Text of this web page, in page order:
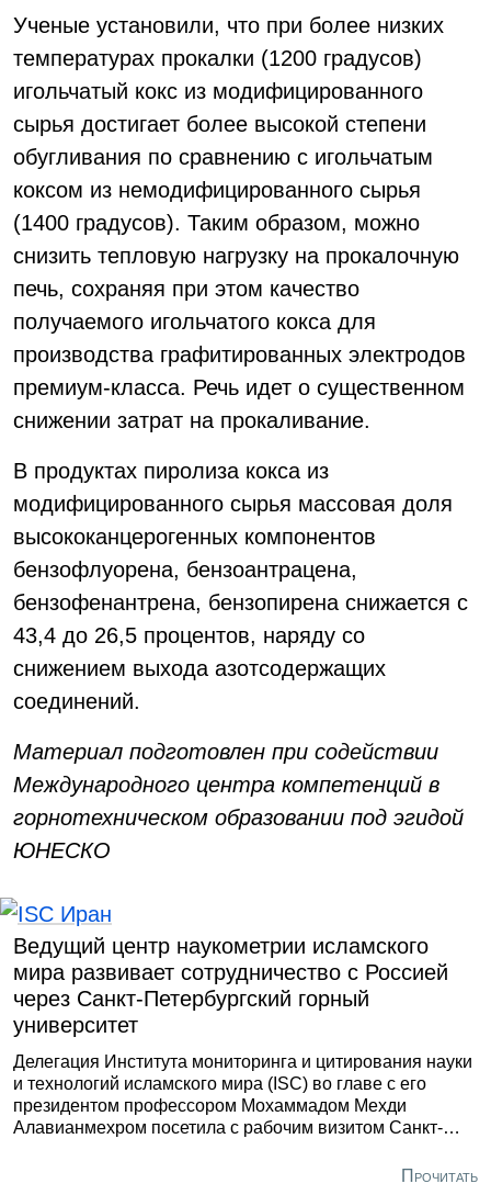
Ученые установили, что при более низких
температурах прокалки (1200 градусов)
игольчатый кокс из модифицированного
сырья достигает более высокой степени
обугливания по сравнению с игольчатым
коксом из немодифицированного сырья
(1400 градусов). Таким образом, можно
снизить тепловую нагрузку на прокалочную
печь, сохраняя при этом качество
получаемого игольчатого кокса для
производства графитированных электродов
премиум-класса. Речь идет о существенном
снижении затрат на прокаливание.
В продуктах пиролиза кокса из
модифицированного сырья массовая доля
высококанцерогенных компонентов
бензофлуорена, бензоантрацена,
бензофенантрена, бензопирена снижается с
43,4 до 26,5 процентов, наряду со
снижением выхода азотсодержащих
соединений.
Материал подготовлен при содействии
Международного центра компетенций в
горнотехническом образовании под эгидой
ЮНЕСКО
Ведущий центр наукометрии исламского
мира развивает сотрудничество с Россией
через Санкт-Петербургский горный
университет
Делегация Института мониторинга и цитирования науки
и технологий исламского мира (ISC) во главе с его
президентом профессором Мохаммадом Мехди
Алавианмехром посетила с рабочим визитом Санкт-
Екатерины II. Они привезли пакет предложений поПрочитать